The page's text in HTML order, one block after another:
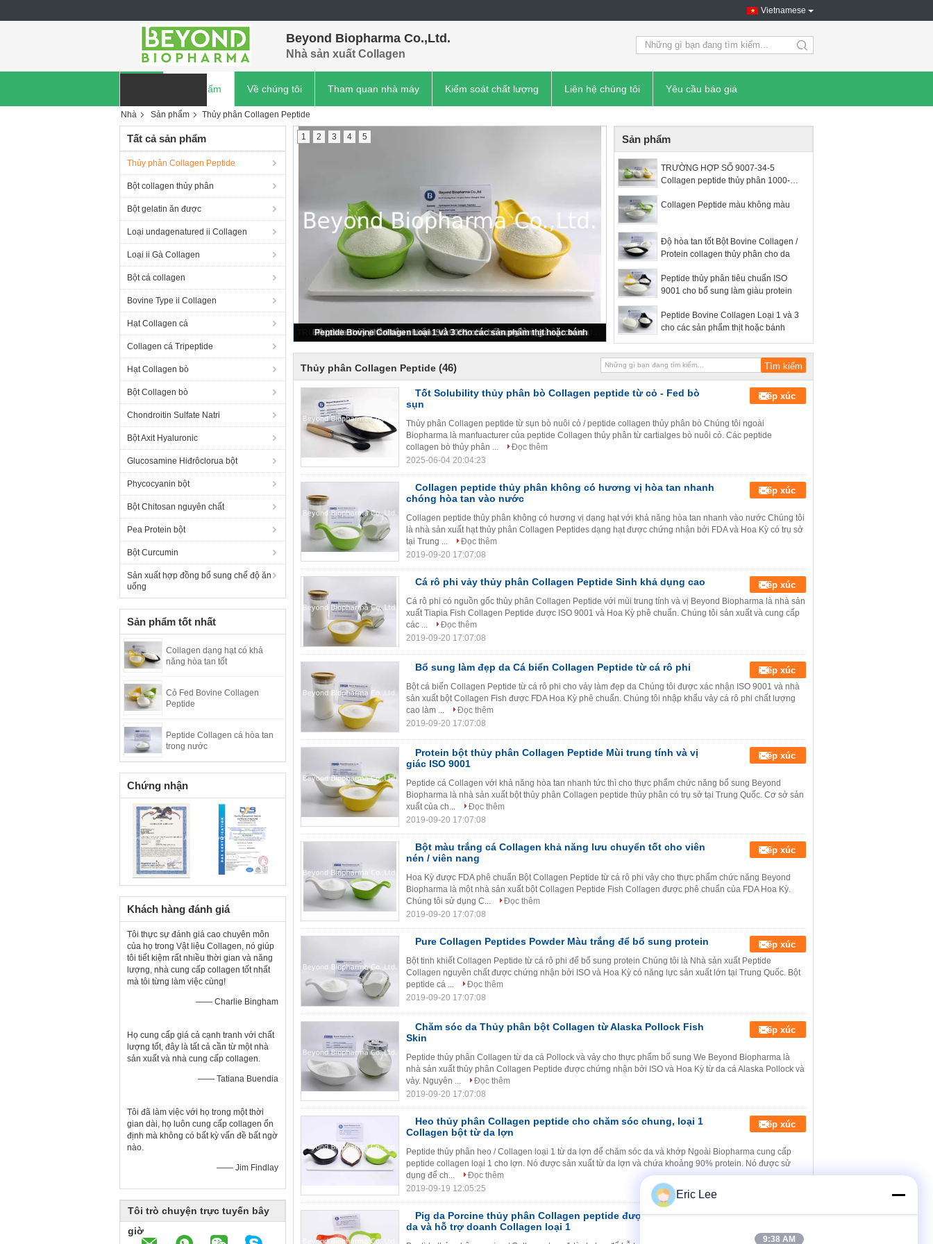
Vietnamese
Beyond Biopharma Co.,Ltd.
Nhà sản xuất Collagen search
Sản phẩm Về chúng tôi Tham quan nhà máy Kiểm soát chất lượng Liên hệ chúng tôi Yêu cầu báo giá
tin tức công ty
Nhà Sản phẩm Thủy phân Collagen Peptide
Tất cả sản phẩm
Thủy phân Collagen Peptide
Bột collagen thủy phân
Bột gelatin ăn được
Loại undagenatured ii Collagen
Loại ii Gà Collagen
Bột cá collagen
Bovine Type ii Collagen
Hạt Collagen cá
Collagen cá Tripeptide
Hạt Collagen bò
Bột Collagen bò
Chondroitin Sulfate Natri
Bột Axit Hyaluronic
Glucosamine Hiđrôclorua bột
Phycocyanin bột
Bột Chitosan nguyên chất
Pea Protein bột
Bột Curcumin
Sản xuất hợp đồng bổ sung chế độ ăn
uống
Sản phẩm tốt nhất
Collagen dạng hạt có khả
năng hòa tan tốt
Cỏ Fed Bovine Collagen
Peptide
Peptide Collagen cá hòa tan
trong nước
Chứng nhận
Khách hàng đánh giá
Tôi thực sự đánh giá cao chuyên môn
của họ trong Vật liệu Collagen, nó giúp
tôi tiết kiệm rất nhiều thời gian và năng
lượng, nhà cung cấp collagen tốt nhất
mà tôi từng làm việc cùng!
—— Charlie Bingham
Họ cung cấp giá cả cạnh tranh với chất
lượng tốt, đây là tất cả cần từ một nhà
sản xuất và nhà cung cấp collagen.
—— Tatiana Buendia
Tôi đã làm việc với họ trong một thời
gian dài, họ luôn cung cấp collagen ổn
định mà không có bất kỳ vấn đề bất ngờ
nào.
—— Jim Findlay
Tôi trò chuyện trực tuyến bây
giờ
1 2 3 4 5 Sản phẩm
TRƯỜNG HỢP SỐ 9007-34-5
Collagen peptide thủy phân 1000-
Collagen Peptide màu không màu
Độ hòa tan tốt Bột Bovine Collagen /
Protein collagen thủy phân cho da
Peptide thủy phân tiêu chuẩn ISO
9001 cho bổ sung làm giàu protein
Peptide Bovine Collagen Loại 1 và 3
cho các sản phẩm thịt hoặc bánh
Thủy phân Collagen Peptide (46)
Tốt Solubility thủy phân bò Collagen peptide từ cỏ - Fed bò
sụn
Tiếp xúc
Thủy phân Collagen peptide từ sụn bò nuôi cỏ / peptide collagen thủy phân bò Chúng tôi ngoài
Biopharma là manfuacturer của peptide Collagen thủy phân từ cartialges bò nuôi cỏ. Các peptide
collagen bò thủy phân ...
Đọc thêm
2025-06-04 20:04:23
Collagen peptide thủy phân không có hương vị hòa tan nhanh
chóng hòa tan vào nước
Tiếp xúc
Collagen peptide thủy phân không có hương vị dạng hạt với khả năng hòa tan nhanh vào nước Chúng tôi
là nhà sản xuất hạt thủy phân Collagen Peptides dạng hạt được chứng nhận bởi FDA và Hoa Kỳ có trụ sở
tại Trung ...
Đọc thêm
2019-09-20 17:07:08
Cá rô phi vảy thủy phân Collagen Peptide Sinh khả dụng cao Tiếp xúc
Cá rô phi có nguồn gốc thủy phân Collagen Peptide với mùi trung tính và vị Beyond Biopharma là nhà sản
xuất Tiapia Fish Collagen Peptide được ISO 9001 và Hoa Kỳ phê chuẩn. Chúng tôi sản xuất và cung cấp
các ...
Đọc thêm
2019-09-20 17:07:08
Bổ sung làm đẹp da Cá biển Collagen Peptide từ cá rô phi Tiếp xúc
Bột cá biển Collagen Peptide từ cá rô phi cho vảy làm đẹp da Chúng tôi được xác nhận ISO 9001 và nhà
sản xuất bột Collagen Fish được FDA Hoa Kỳ phê chuẩn. Chúng tôi nhập khẩu vảy cá rô phi chất lượng
cao làm ...
Đọc thêm
2019-09-20 17:07:08
Protein bột thủy phân Collagen Peptide Mùi trung tính và vị
giác ISO 9001
Tiếp xúc
Peptide cá Collagen với khả năng hòa tan nhanh tức thì cho thực phẩm chức năng bổ sung Beyond
Biopharma là nhà sản xuất bột thủy phân Collagen peptide thủy phân có trụ sở tại Trung Quốc. Cơ sở sản
xuất của ch...
Đọc thêm
2019-09-20 17:07:08
Bột màu trắng cá Collagen khả năng lưu chuyển tốt cho viên
nén / viên nang
Tiếp xúc
Hoa Kỳ được FDA phê chuẩn Bột Collagen Peptide từ cá rô phi vảy cho thực phẩm chức năng Beyond
Biopharma là một nhà sản xuất bột Collagen Peptide Fish Collagen được phê chuẩn của FDA Hoa Kỳ.
Chúng tôi sử dụng C...
Đọc thêm
2019-09-20 17:07:08
Pure Collagen Peptides Powder Màu trắng để bổ sung protein Tiếp xúc
Bột tinh khiết Collagen Peptide từ cá rô phi để bổ sung protein Chúng tôi là Nhà sản xuất Peptide
Collagen nguyên chất được chứng nhận bởi ISO và Hoa Kỳ có năng lực sản xuất lớn tại Trung Quốc. Bột
peptide cá ...
Đọc thêm
2019-09-20 17:07:08
Chăm sóc da Thủy phân bột Collagen từ Alaska Pollock Fish
Skin
Tiếp xúc
Peptide thủy phân Collagen từ da cá Pollock và vảy cho thực phẩm bổ sung We Beyond Biopharma là
nhà sản xuất thủy phân Collagen Peptide được chứng nhận bởi ISO và Hoa Kỳ từ da cá Alaska Pollock và
vảy. Nguyên ...
Đọc thêm
2019-09-20 17:07:08
Heo thủy phân Collagen peptide cho chăm sóc chung, loại 1
Collagen bột từ da lợn
Tiếp xúc
Peptide thủy phân heo / Collagen loại 1 từ da lợn để chăm sóc da và khớp Ngoài Biopharma cung cấp
peptide collagen loại 1 cho lợn. Nó được sản xuất từ ​​da lợn và chứa khoảng 90% protein. Nó được sử
dụng để ch...
Đọc thêm
2019-09-19 12:05:25
Pig da Porcine thủy phân Collagen peptide được sử dụng cho
da và hỗ trợ doanh Collagen loại 1
Eric Lee
9:38 AM